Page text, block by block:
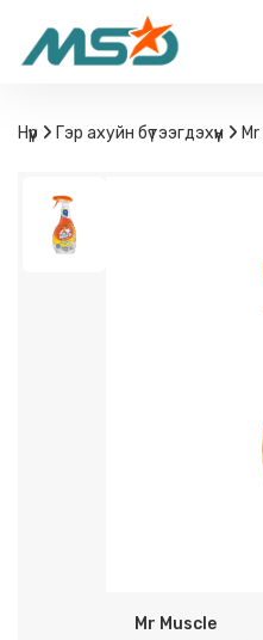
Нүүр Гэр ахуйн бүтээгдэхүүн
Mr Muscle